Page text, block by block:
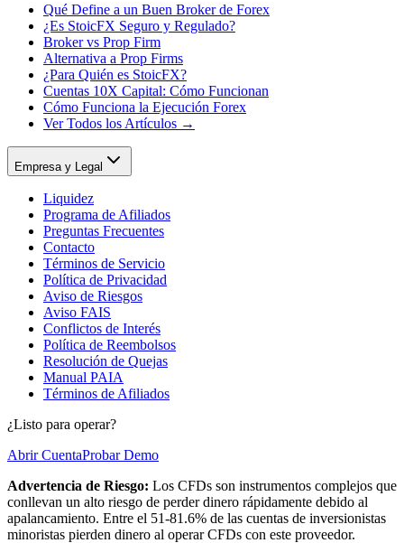
Qué Define a un Buen Broker de Forex
¿Es StoicFX Seguro y Regulado?
Broker vs Prop Firm
Alternativa a Prop Firms
¿Para Quién es StoicFX?
Cuentas 10X Capital: Cómo Funcionan
Cómo Funciona la Ejecución Forex
Ver Todos los Artículos →
Empresa y Legal
Liquidez
Programa de Afiliados
Preguntas Frecuentes
Contacto
Términos de Servicio
Política de Privacidad
Aviso de Riesgos
Aviso FAIS
Conflictos de Interés
Política de Reembolsos
Resolución de Quejas
Manual PAIA
Términos de Afiliados
¿Listo para operar?
Abrir CuentaProbar Demo
Advertencia de Riesgo: Los CFDs son instrumentos complejos que
conllevan un alto riesgo de perder dinero rápidamente debido al
apalancamiento. Entre el 51-81.6% de las cuentas de inversionistas
minoristas pierden dinero al operar CFDs con este proveedor.